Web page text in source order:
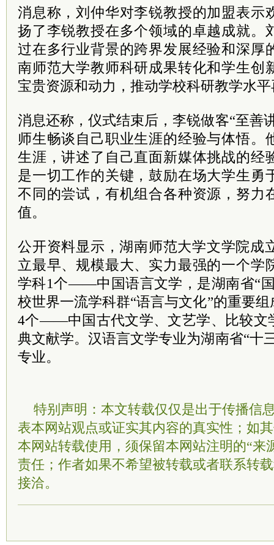
消息称，刘仲华对李锐教授的加盟表示
扬了李锐教授在多个领域的卓越成就。
过在多行业背景的跨界发展经验和深厚
南师范大学教师科研成果转化和学生创
宝贵资源和动力，推动学校科研教学水
消息还称，仪式结束后，李锐做客“至善
师生畅谈自己职业生涯的经验与体悟。
生涯，讲述了自己直面新媒体挑战的经
是一切工作的关键，鼓励在场大学生勇
不同的尝试，有机组合各种资源，努力
值。
公开资料显示，湖南师范大学文学院成
立最早、规模最大、实力最强的一个学
学科1个——中国语言文学，是湖南省“
校世界一流学科群“语言与文化”的重要
4个——中国古代文学、文艺学、比较文
典文献学。汉语言文学专业为湖南省“十
专业。
特别声明：本文转载仅仅是出于传播信
表本网站观点或证实其内容的真实性；如
本网站转载使用，须保留本网站注明的“来
责任；作者如果不希望被转载或者联系转
接洽。